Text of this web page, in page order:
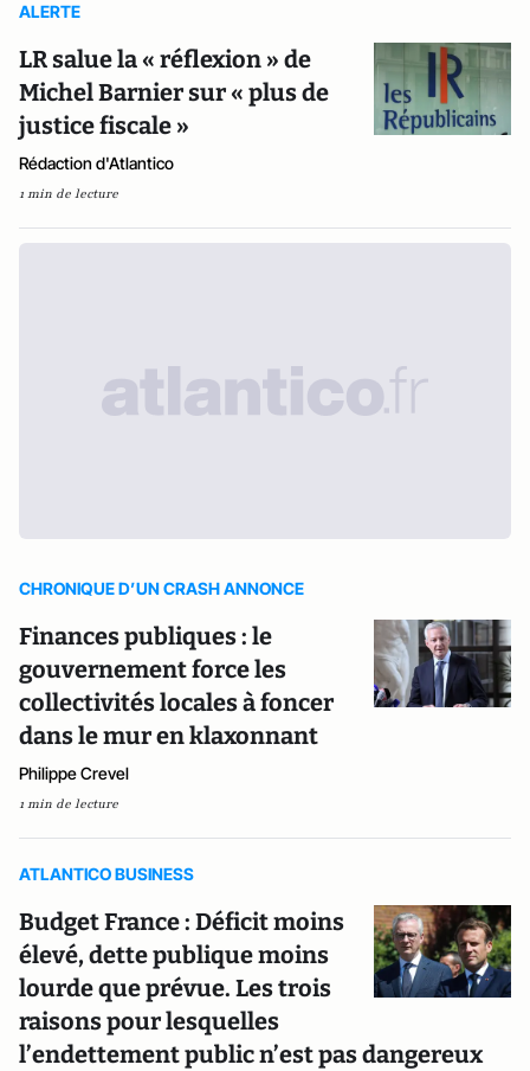
ALERTE
LR salue la « réflexion » de
Michel Barnier sur « plus de
justice fiscale »
Rédaction d'Atlantico
1 min de lecture
CHRONIQUE D’UN CRASH ANNONCE
Finances publiques : le
gouvernement force les
collectivités locales à foncer
dans le mur en klaxonnant
Philippe Crevel
1 min de lecture
ATLANTICO BUSINESS
Budget France : Déficit moins
élevé, dette publique moins
lourde que prévue. Les trois
raisons pour lesquelles
l’endettement public n’est pas dangereux